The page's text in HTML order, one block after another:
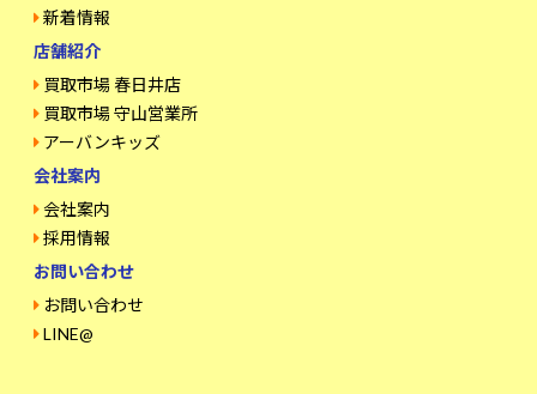
新着情報
店舗紹介
買取市場 春日井店
買取市場 守山営業所
アーバンキッズ
会社案内
会社案内
採用情報
お問い合わせ
お問い合わせ
LINE@